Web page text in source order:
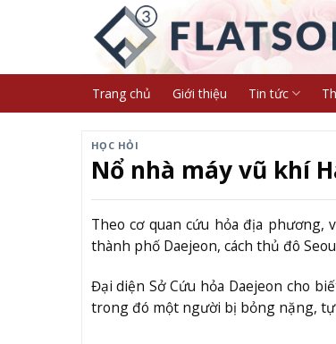
Trang chủ Giới thiệu Tin tức
HỌC HỎI
Nổ nhà máy vũ khí
Theo cơ quan cứu hỏa địa phương,
thành phố Daejeon, cách thủ đô
Đại diện Sở Cứu hỏa Daejeon cho
trong đó một người bị bỏng nặng,